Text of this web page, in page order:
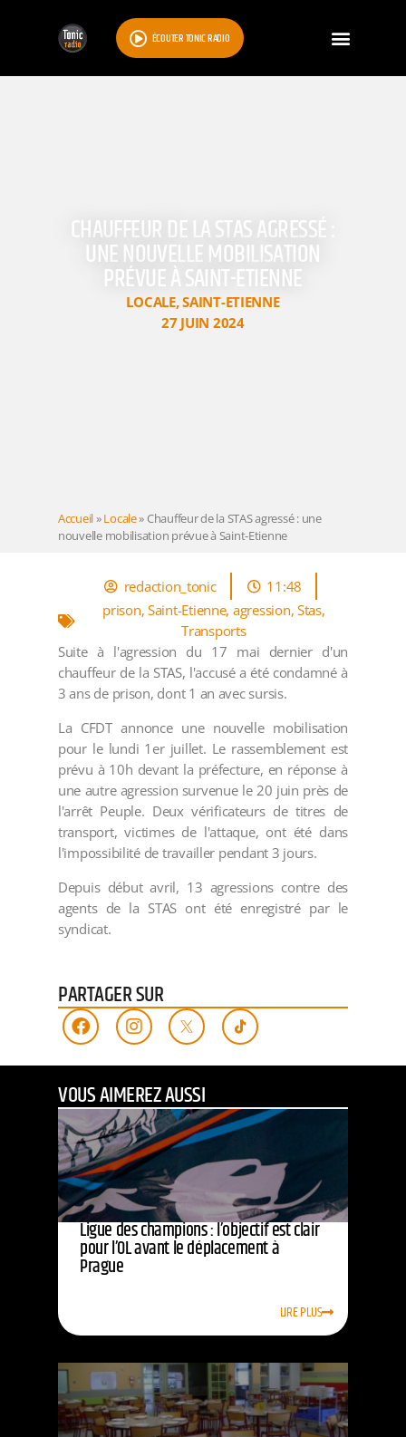
ÉCOUTER TONIC RADIO
CHAUFFEUR DE LA STAS AGRESSÉ :
UNE NOUVELLE MOBILISATION
PRÉVUE À SAINT-ETIENNE
LOCALE,SAINT-ETIENNE
27 JUIN 2024
Accueil»Locale» Chauffeur de la STAS agressé : une
nouvelle mobilisation prévue à Saint-Etienne
redaction_tonic
11:48
prison, Saint-Etienne, agression, Stas,
Transports
Suite à l'agression du 17 mai dernier d'un
chauffeur de la STAS, l'accusé a été condamné à
3 ans de prison, dont 1 an avec sursis.
La CFDT annonce une nouvelle mobilisation
pour le lundi 1er juillet. Le rassemblement est
prévu à 10h devant la préfecture, en réponse à
une autre agression survenue le 20 juin près de
l'arrêt Peuple. Deux vérificateurs de titres de
transport, victimes de l'attaque, ont été dans
l'impossibilité de travailler pendant 3 jours.
Depuis début avril, 13 agressions contre des
agents de la STAS ont été enregistré par le
syndicat.
PARTAGER SUR
VOUS AIMEREZ AUSSI
Ligue des champions : l’objectif est clair
pour l’OL avant le déplacement à
Prague
LIRE PLUS